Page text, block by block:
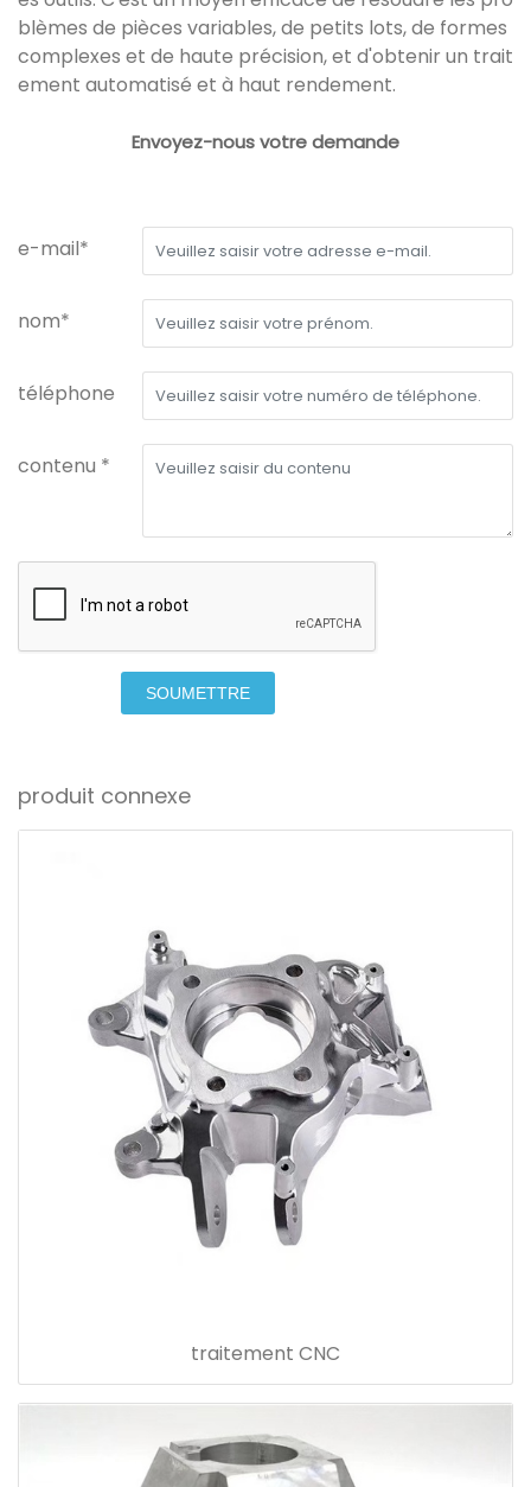
blèmes de pièces variables, de petits lots, de formes
complexes et de haute précision, et d'obtenir un trait
ement automatisé et à haut rendement.
Envoyez-nous votre demande
e-mail*
nom*
téléphone
contenu *
SOUMETTRE
produit connexe
traitement CNC